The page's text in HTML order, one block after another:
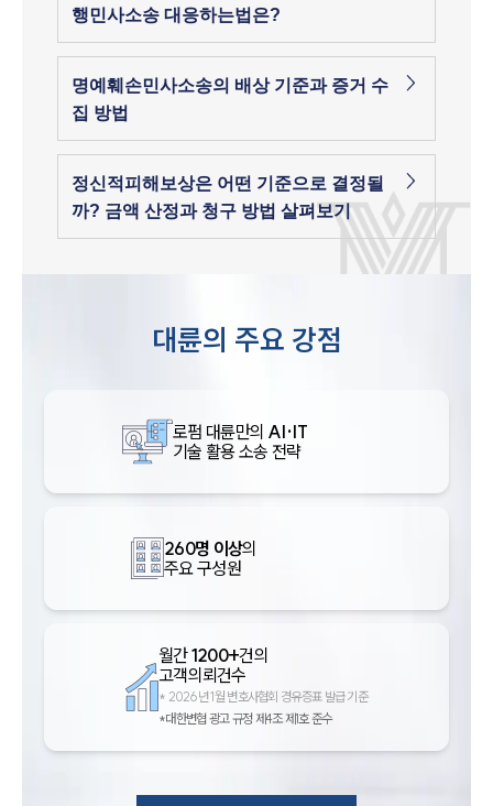
행민사소송 대응하는법은?
명예훼손민사소송의 배상 기준과 증거 수
집 방법
정신적피해보상은 어떤 기준으로 결정될
까? 금액 산정과 청구 방법 살펴보기
대륜의 주요 강점
로펌 대륜만의 AI·IT
기술 활용 소송 전략
260명 이상의
주요 구성원
월간1200+건의
고객의뢰건수
* 2026년 1월 변호사협회 경유증표 발급 기준
*대한변협 광고 규정 제4조 제1호 준수